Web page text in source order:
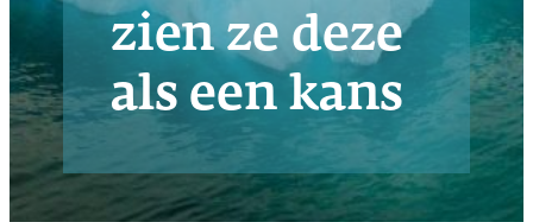
zien ze deze
als een kans